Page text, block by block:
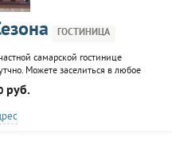
ГОСТИНИЦА
самарской гостинице
Можете заселиться в любое
Вас. Гостиница находиться в
центре Самары. Благодоря
добраться в любую точку
руб.